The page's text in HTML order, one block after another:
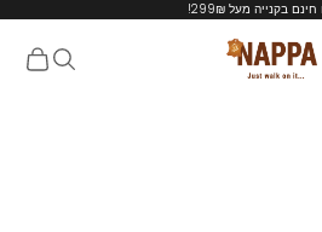
בקנייה מעל 299₪!
Nappa shoes חיפושעגלת